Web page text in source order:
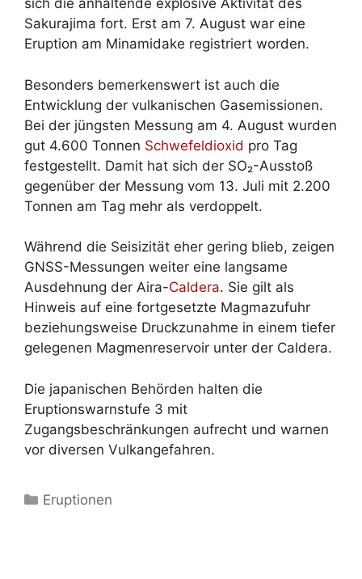
sich die anhaltende explosive Aktivität des
Sakurajima fort. Erst am 7. August war eine
Eruption am Minamidake registriert worden.
Besonders bemerkenswert ist auch die
Entwicklung der vulkanischen Gasemissionen.
Bei der jüngsten Messung am 4. August wurden
gut 4.600 Tonnen Schwefeldioxid pro Tag
festgestellt. Damit hat sich der SO₂-Ausstoß
gegenüber der Messung vom 13. Juli mit 2.200
Tonnen am Tag mehr als verdoppelt.
Während die Seisizität eher gering blieb, zeigen
GNSS-Messungen weiter eine langsame
Ausdehnung der Aira-Caldera. Sie gilt als
Hinweis auf eine fortgesetzte Magmazufuhr
beziehungsweise Druckzunahme in einem tiefer
gelegenen Magmenreservoir unter der Caldera.
Die japanischen Behörden halten die
Eruptionswarnstufe 3 mit
Zugangsbeschränkungen aufrecht und warnen
vor diversen Vulkangefahren.
Kategorien
Eruptionen